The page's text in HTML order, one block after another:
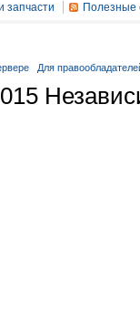
запчасти Полезные
Для